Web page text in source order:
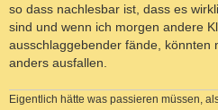
so dass nachlesbar ist, dass es
sind und wenn ich morgen andere
ausschlaggebender fände, könnten
anders ausfallen.
Eigentlich hätte was passieren müssen,